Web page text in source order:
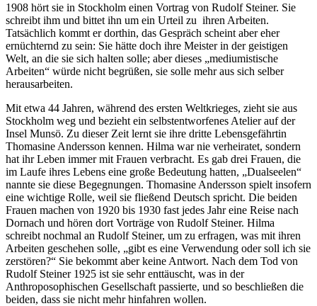
1908 hört sie in Stockholm einen Vortrag von Rudolf Steiner. Sie
schreibt ihm und bittet ihn um ein Urteil zu ihren Arbeiten.
Tatsächlich kommt er dorthin, das Gespräch scheint aber eher
ernüchternd zu sein: Sie hätte doch ihre Meister in der geistigen
Welt, an die sie sich halten solle; aber dieses „mediumistische
Arbeiten“ würde nicht begrüßen, sie solle mehr aus sich selber
herausarbeiten.
Mit etwa 44 Jahren, während des ersten Weltkrieges, zieht sie aus
Stockholm weg und bezieht ein selbstentworfenes Atelier auf der
Insel Munsö. Zu dieser Zeit lernt sie ihre dritte Lebensgefährtin
Thomasine Andersson kennen. Hilma war nie verheiratet, sondern
hat ihr Leben immer mit Frauen verbracht. Es gab drei Frauen, die
im Laufe ihres Lebens eine große Bedeutung hatten, „Dualseelen“
nannte sie diese Begegnungen. Thomasine Andersson spielt insofern
eine wichtige Rolle, weil sie fließend Deutsch spricht. Die beiden
Frauen machen von 1920 bis 1930 fast jedes Jahr eine Reise nach
Dornach und hören dort Vorträge von Rudolf Steiner. Hilma
schreibt nochmal an Rudolf Steiner, um zu erfragen, was mit ihren
Arbeiten geschehen solle, „gibt es eine Verwendung oder soll ich sie
zerstören?“ Sie bekommt aber keine Antwort. Nach dem Tod von
Rudolf Steiner 1925 ist sie sehr enttäuscht, was in der
Anthroposophischen Gesellschaft passierte, und so beschließen die
beiden, dass sie nicht mehr hinfahren wollen.